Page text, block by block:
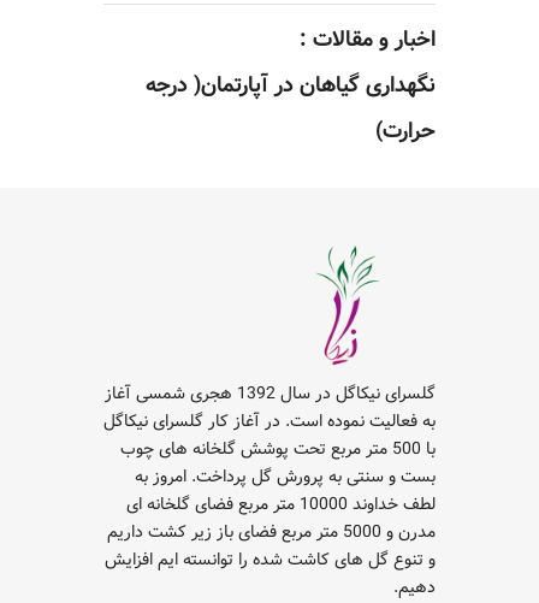
اخبار و مقالات :
نگهداری گیاهان در آپارتمان( درجه
حرارت)
گلسرای نیکاگل در سال 1392 هجری شمسی آغاز
به فعالیت نموده است. در آغاز کار گلسرای نیکاگل
با 500 متر مربع تحت پوشش گلخانه های چوب
بست و سنتی به پرورش گل پرداخت. امروز به
لطف خداوند 10000 متر مربع فضای گلخانه ای
مدرن و 5000 متر مربع فضای باز زیر کشت داریم
و تنوع گل های کاشت شده را توانسته ایم افزایش
دهیم.